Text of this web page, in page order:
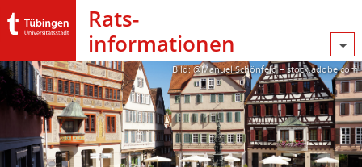
Rats­
informationen
Bild: @Manuel Schönfeld – stock.adobe.com